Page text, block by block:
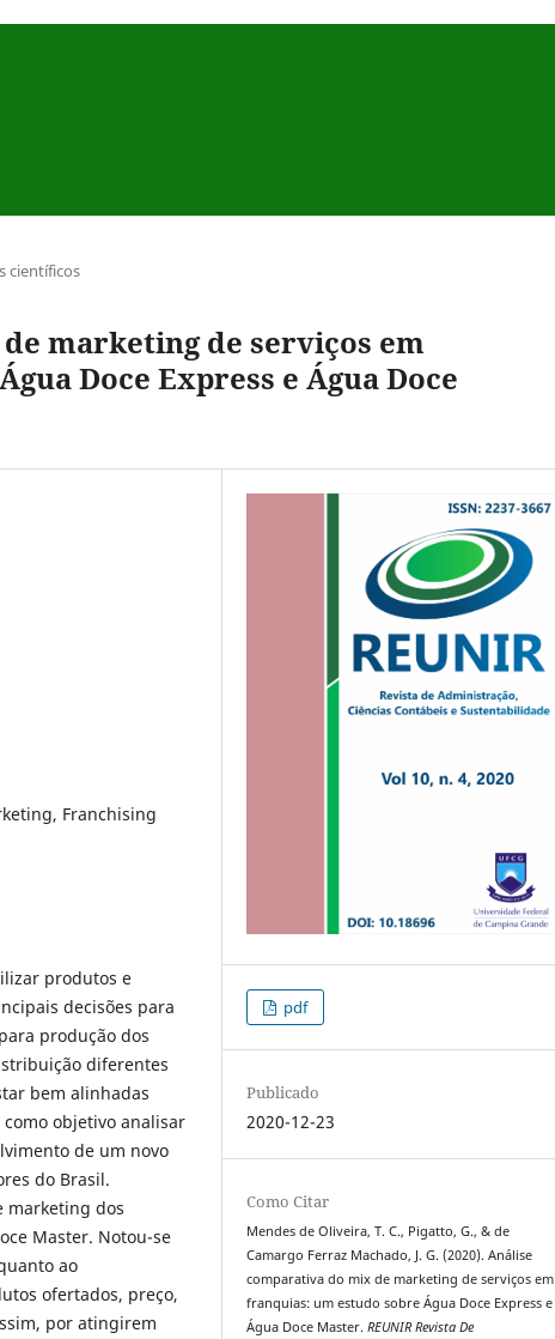
científicos
marketing de serviços em
Doce Express e Água Doce
Franchising
produtos e
decisões para
produção dos
diferentes
bem alinhadas
objetivo analisar
de um novo
do Brasil.
marketing dos
Master. Notou-se
ao
ofertados, preço,
por atingirem
pdf
Publicado
2020-12-23
Como Citar
Mendes de Oliveira, T. C., Pigatto, G., & de
Camargo Ferraz Machado, J. G. (2020). Análise
comparativa do mix de marketing de serviços em
franquias: um estudo sobre Água Doce Express e
Água Doce Master.REUNIR Revista De